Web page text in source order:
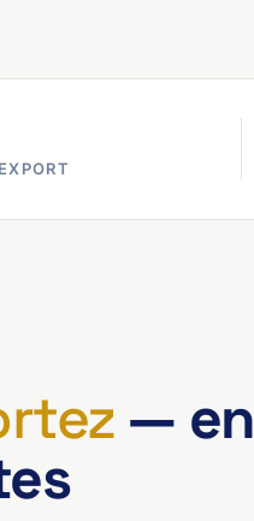
— en